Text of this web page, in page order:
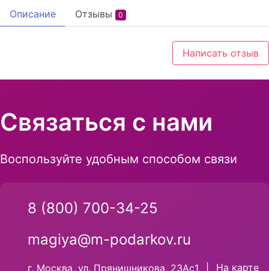
Описание Отзывы 0
Написать отзыв
Связаться с нами
Воспользуйте удобным способом связи
8 (800) 700-34-25
magiya@m-podarkov.ru
г. Москва, ул. Прянишникова, 23Ас1 На карте